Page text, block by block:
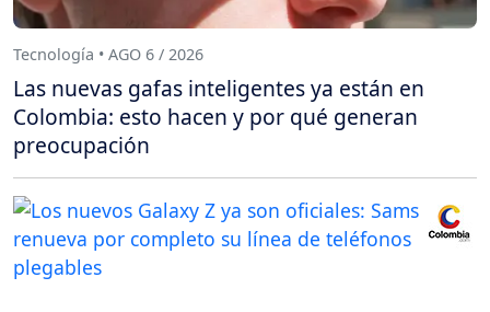
Tecnología • AGO 6 / 2026
Las nuevas gafas inteligentes ya están en
Colombia: esto hacen y por qué generan
preocupación